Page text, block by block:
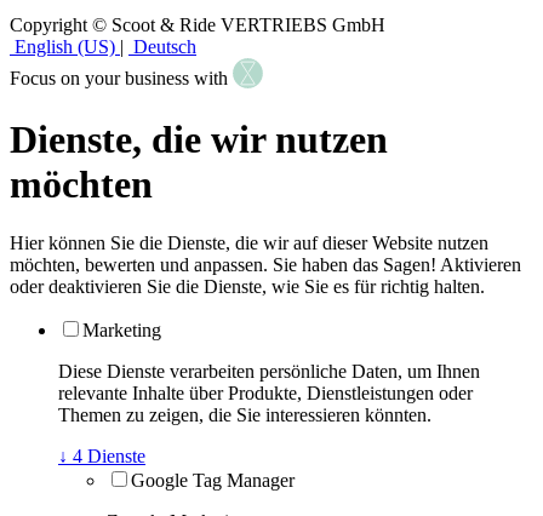
Copyright © Scoot & Ride VERTRIEBS GmbH
English (US) | Deutsch
Focus on your business with
Dienste, die wir nutzen
möchten
Hier können Sie die Dienste, die wir auf dieser Website nutzen
möchten, bewerten und anpassen. Sie haben das Sagen! Aktivieren
oder deaktivieren Sie die Dienste, wie Sie es für richtig halten.
Marketing
Diese Dienste verarbeiten persönliche Daten, um Ihnen
relevante Inhalte über Produkte, Dienstleistungen oder
Themen zu zeigen, die Sie interessieren könnten.
↓ 4 Dienste
Google Tag Manager